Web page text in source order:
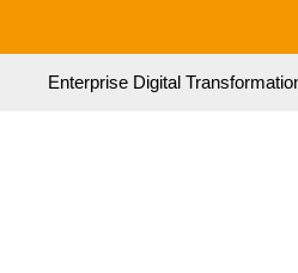
Enterprise Digital